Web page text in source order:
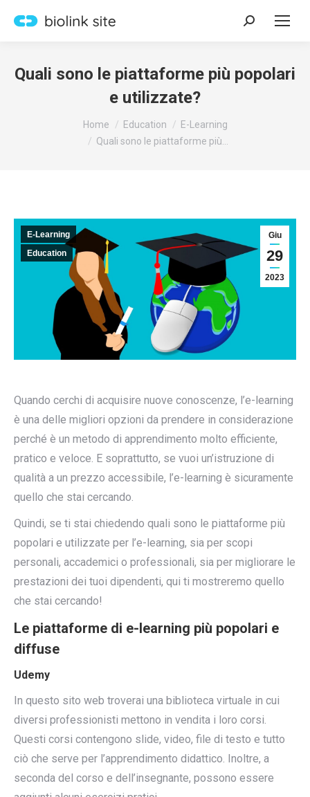
Search:
Quali sono le piattaforme più popolari
e utilizzate?
Home Education
E-Learning
Quali sono le piattaforme più…
Giu
29
2023
E-Learning
Education
Quando cerchi di acquisire nuove conoscenze, l’e-learning
è una delle migliori opzioni da prendere in considerazione
perché è un metodo di apprendimento molto efficiente,
pratico e veloce. E soprattutto, se vuoi un’istruzione di
qualità a un prezzo accessibile, l’e-learning è sicuramente
quello che stai cercando.
Quindi, se ti stai chiedendo quali sono le piattaforme più
popolari e utilizzate per l’e-learning, sia per scopi
personali, accademici o professionali, sia per migliorare le
prestazioni dei tuoi dipendenti, qui ti mostreremo quello
che stai cercando!
Le piattaforme di e-learning più popolari e
diffuse
Udemy
In questo sito web troverai una biblioteca virtuale in cui
diversi professionisti mettono in vendita i loro corsi.
Questi corsi contengono slide, video, file di testo e tutto
ciò che serve per l’apprendimento didattico. Inoltre, a
seconda del corso e dell’insegnante, possono essere